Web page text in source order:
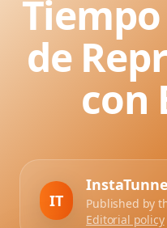
de
con
IT
Published by
Editorial policy